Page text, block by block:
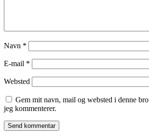
Navn *
E-mail *
Websted
Gem mit navn, mail og websted i denne
jeg kommenterer.